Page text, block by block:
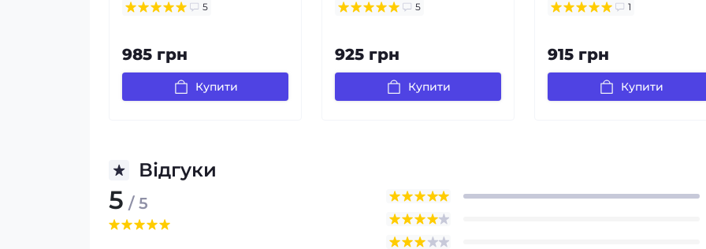
5
985 грн
Купити
5
925 грн
Купити
1
915 грн
Купити
Відгуки
5 / 5